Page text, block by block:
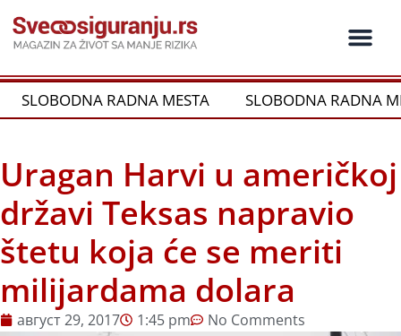
на
садржај
SLOBODNA RADNA MESTA SLOBODNA RADNA
Uragan Harvi u američkoj
državi Teksas napravio
štetu koja će se meriti
milijardama dolara
август 29, 2017 1:45 pm No Comments